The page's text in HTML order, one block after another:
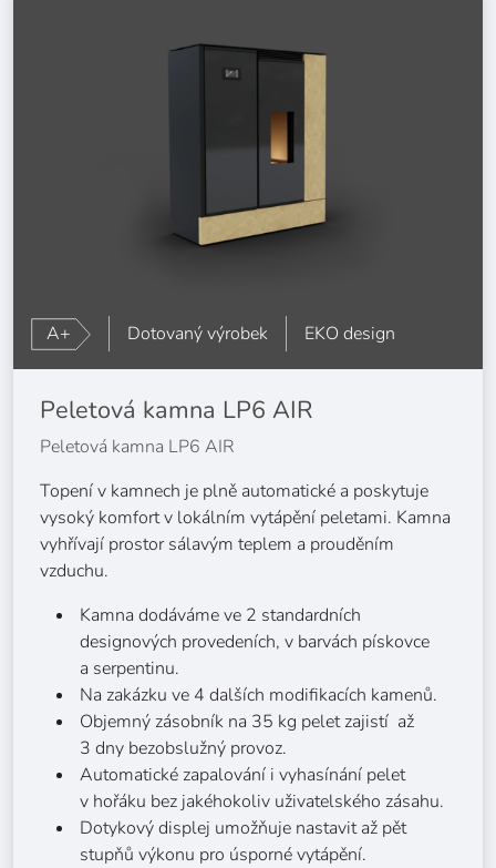
A+ Dotovaný výrobek EKO design
Peletová kamna LP6 AIR
Peletová kamna LP6 AIR
Topení v kamnech je plně automatické a poskytuje
vysoký komfort v lokálním vytápění peletami. Kamna
vyhřívají prostor sálavým teplem a prouděním
vzduchu.
Kamna dodáváme ve 2 standardních
designových provedeních, v barvách pískovce
a serpentinu.
Na zakázku ve 4 dalších modifikacích kamenů.
Objemný zásobník na 35 kg pelet zajistí až
3 dny bezobslužný provoz.
Automatické zapalování i vyhasínání pelet
v hořáku bez jakéhokoliv uživatelského zásahu.
Dotykový displej umožňuje nastavit až pět
stupňů výkonu pro úsporné vytápění.